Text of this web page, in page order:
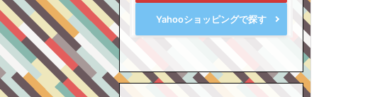
Yahooショッピングで探す